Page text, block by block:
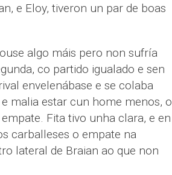
e Eloy, tiveron un par de boas
algo máis pero non sufría
co partido igualado e sen
envelenábase e se colaba
malia estar cun home menos, o
Fita tivo unha clara, e en
carballeses o empate na
lateral de Braian ao que non